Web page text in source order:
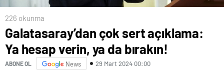
226 okunma
Galatasaray’dan çok sert açıklama:
Ya hesap verin, ya da bırakın!
ABONE OL News 29 Mart 2024 00:00